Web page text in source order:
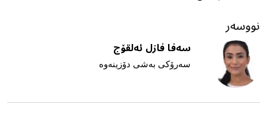
نووسەر
سەفا فازل ئەلقۆج
سەرۆکی بەشی دۆزینەوە